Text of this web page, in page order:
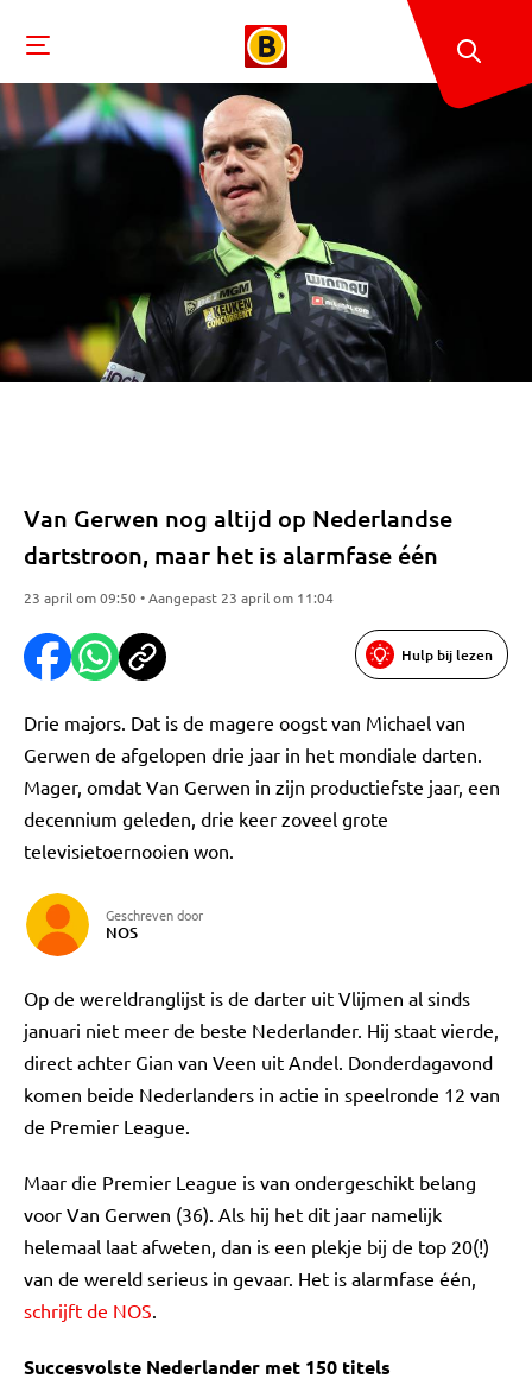
Van Gerwen nog altijd op Nederlandse
dartstroon, maar het is alarmfase één
23 april om 09:50 • Aangepast 23 april om 11:04
Hulp bij lezen
Drie majors. Dat is de magere oogst van Michael van
Gerwen de afgelopen drie jaar in het mondiale darten.
Mager, omdat Van Gerwen in zijn productiefste jaar, een
decennium geleden, drie keer zoveel grote
televisietoernooien won.
Geschreven door
NOS
Op de wereldranglijst is de darter uit Vlijmen al sinds
januari niet meer de beste Nederlander. Hij staat vierde,
direct achter Gian van Veen uit Andel. Donderdagavond
komen beide Nederlanders in actie in speelronde 12 van
de Premier League.
Maar die Premier League is van ondergeschikt belang
voor Van Gerwen (36). Als hij het dit jaar namelijk
helemaal laat afweten, dan is een plekje bij de top 20(!)
van de wereld serieus in gevaar. Het is alarmfase één,
schrijft de NOS.
Succesvolste Nederlander met 150 titels